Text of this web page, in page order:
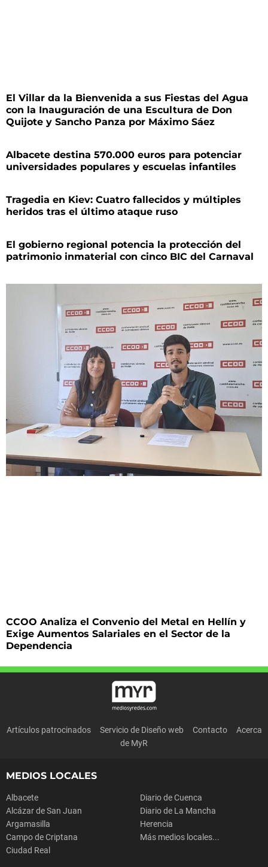
El Villar da la Bienvenida a sus Fiestas del Agua
con la Inauguración de una Escultura de Don
Quijote y Sancho Panza por Máximo Sáez
Albacete destina 570.000 euros para potenciar
universidades populares y escuelas infantiles
Tragedia en Kiev: Cuatro fallecidos y múltiples
heridos tras el último ataque ruso
El gobierno regional potencia la protección del
patrimonio inmaterial con cinco BIC del Carnaval
CCOO Analiza el Convenio del Metal en Hellín y
Exige Aumentos Salariales en el Sector de la
Dependencia
Artículos patrocinados Servicio de Diseño web Contacto
Acerca
de MyR
MEDIOS LOCALES
Albacete
Alcázar de San Juan
Argamasilla
Campo de Criptana
Ciudad Real
Diario de Cuenca
Diario de La Mancha
Herencia
Más medios locales...